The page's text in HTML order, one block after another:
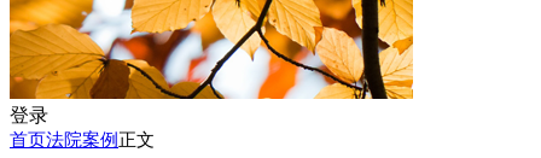
登录
首页法院案例 正文